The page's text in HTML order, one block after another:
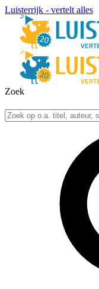
Luisterrijk - vertelt alles
Zoek